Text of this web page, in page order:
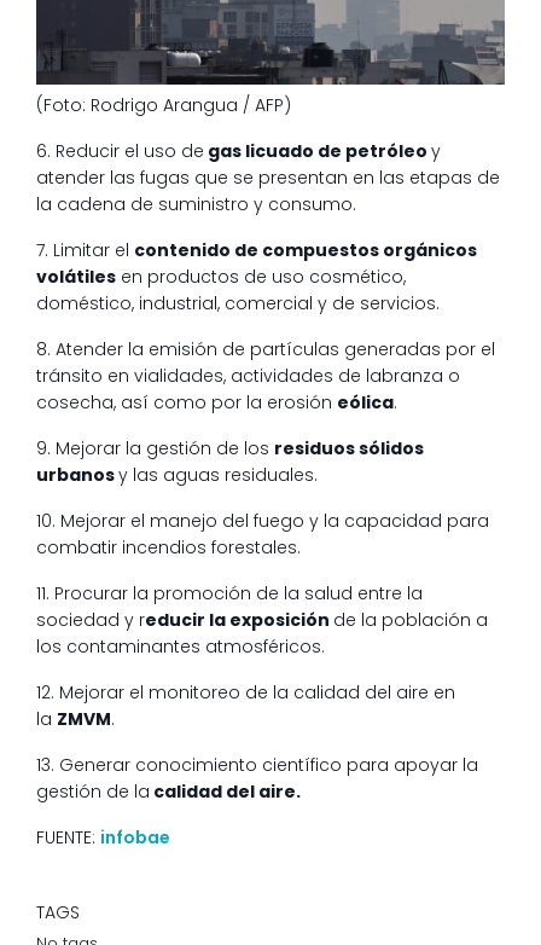
(Foto: Rodrigo Arangua / AFP)
6. Reducir el uso de gas licuado de petróleo y
atender las fugas que se presentan en las etapas de
la cadena de suministro y consumo.
7. Limitar el contenido de compuestos orgánicos
volátiles en productos de uso cosmético,
doméstico, industrial, comercial y de servicios.
8. Atender la emisión de partículas generadas por el
tránsito en vialidades, actividades de labranza o
cosecha, así como por la erosión eólica.
9. Mejorar la gestión de los residuos sólidos
urbanosy las aguas residuales.
10. Mejorar el manejo del fuego y la capacidad para
combatir incendios forestales.
11. Procurar la promoción de la salud entre la
sociedad y reducir la exposición de la población a
los contaminantes atmosféricos.
12. Mejorar el monitoreo de la calidad del aire en
la ZMVM.
13. Generar conocimiento científico para apoyar la
gestión de la calidad del aire.
FUENTE: infobae
TAGS